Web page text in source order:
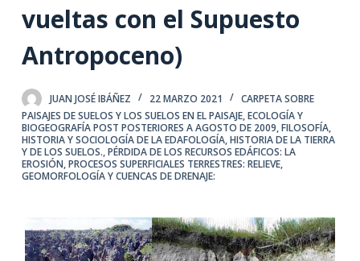
n
d
o
vueltas con el Supuesto
Antropoceno)
JUAN JOSÉ IBÁÑEZ 22 MARZO 2021
CARPETA SOBRE
PAISAJES DE SUELOS Y LOS SUELOS EN EL PAISAJE,ECOLOGÍA Y
BIOGEOGRAFÍA POST POSTERIORES A AGOSTO DE 2009,FILOSOFÍA,
HISTORIA Y SOCIOLOGÍA DE LA EDAFOLOGÍA,HISTORIA DE LA TIERRA
Y DE LOS SUELOS.,PÉRDIDA DE LOS RECURSOS EDÁFICOS: LA
EROSIÓN,PROCESOS SUPERFICIALES TERRESTRES: RELIEVE,
GEOMORFOLOGÍA Y CUENCAS DE DRENAJE: